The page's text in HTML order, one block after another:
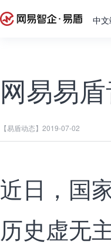
中
网易易
【易盾动态】 2019-07-02
近日，国
历史虚无